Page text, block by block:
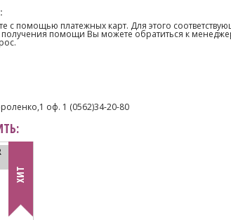
с помощью платежных карт. Для этого
получения помощи Вы можете обратиться к
оф. 1 (0562)34-20-80
ХИТ